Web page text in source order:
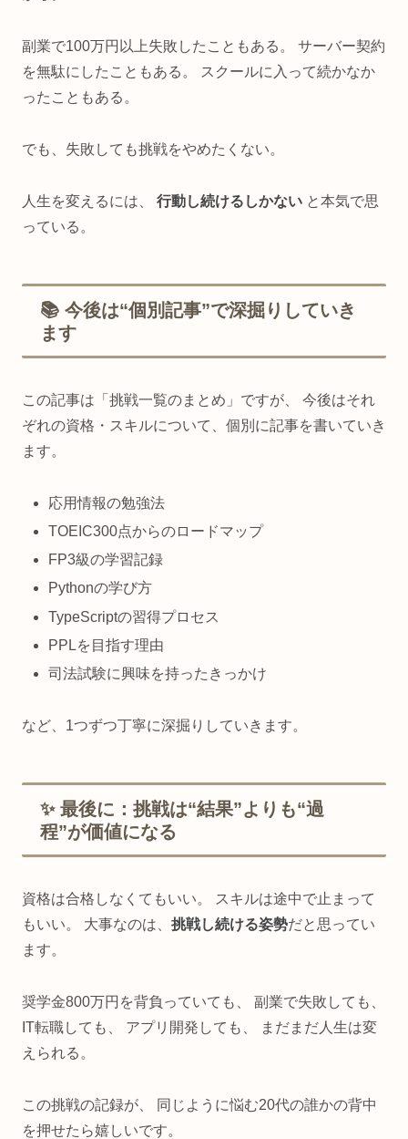
副業で100万円以上失敗したこともある。 サーバー契約
を無駄にしたこともある。 スクールに入って続かなか
ったこともある。
でも、失敗しても挑戦をやめたくない。
人生を変えるには、 行動し続けるしかない と本気で思
っている。
📚 今後は“個別記事”で深掘りしていき
ます
この記事は「挑戦一覧のまとめ」ですが、 今後はそれ
ぞれの資格・スキルについて、個別に記事を書いていき
ます。
応用情報の勉強法
TOEIC300点からのロードマップ
FP3級の学習記録
Pythonの学び方
TypeScriptの習得プロセス
PPLを目指す理由
司法試験に興味を持ったきっかけ
など、1つずつ丁寧に深掘りしていきます。
✨ 最後に：挑戦は“結果”よりも“過
程”が価値になる
資格は合格しなくてもいい。 スキルは途中で止まって
もいい。 大事なのは、 挑戦し続ける姿勢だと思ってい
ます。
奨学金800万円を背負っていても、 副業で失敗しても、
IT転職しても、 アプリ開発しても、 まだまだ人生は変
えられる。
この挑戦の記録が、 同じように悩む20代の誰かの背中
を押せたら嬉しいです。